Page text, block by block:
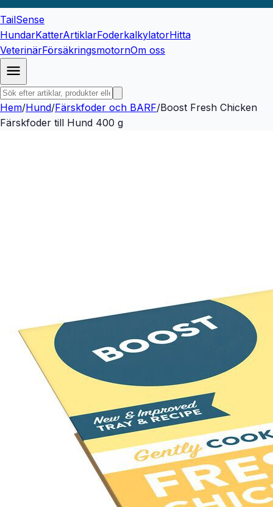
TailSense
HundarKatterArtiklarFoderkalkylatorHitta
VeterinärFörsäkringsmotornOm oss
Hem/Hund/Färskfoder och BARF/Boost Fresh Chicken
Färskfoder till Hund 400 g